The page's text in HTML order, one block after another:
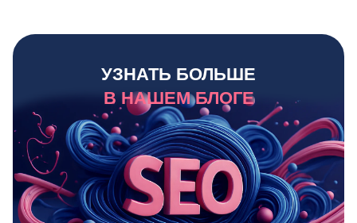
УЗНАТЬ БОЛЬШЕ
В НАШЕМ БЛОГЕ